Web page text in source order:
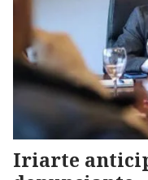
Iriarte